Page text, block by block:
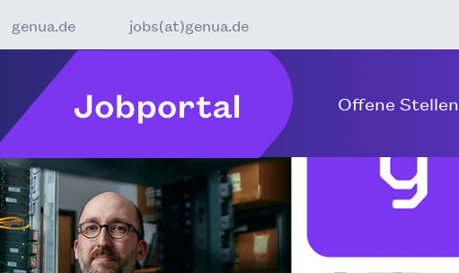
genua.de jobs(at)genua.de
Offene Stellen